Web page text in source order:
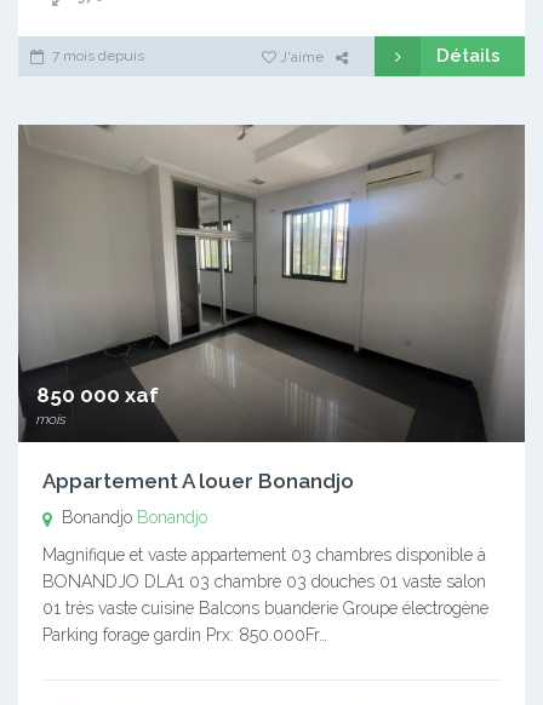
7 mois depuis J'aime Détails
850 000 xaf
mois
Appartement A louer Bonandjo
Bonandjo Bonandjo
Magnifique et vaste appartement 03 chambres disponible à
BONANDJO DLA1 03 chambre 03 douches 01 vaste salon
01 très vaste cuisine Balcons buanderie Groupe électrogène
Parking forage gardin Prx: 850.000Fr…